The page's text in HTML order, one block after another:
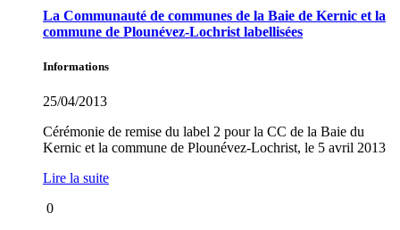
La Communauté de communes de la Baie de Kernic et la
commune de Plounévez-Lochrist labellisées
Informations
25/04/2013
Cérémonie de remise du label 2 pour la CC de la Baie du
Kernic et la commune de Plounévez-Lochrist, le 5 avril 2013
Lire la suite
0